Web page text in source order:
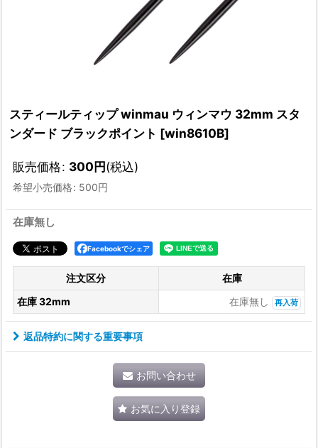
スティールティップ winmau ウィンマウ 32mm スタ
ンダード ブラックポイント [win8610B]
販売価格: 300円(税込)
希望小売価格: 500円
在庫無し
Facebookでシェア
注文区分
在庫
在庫 32mm
在庫無し 再入荷
返品特約に関する重要事項
お問い合わせ
お気に入り登録